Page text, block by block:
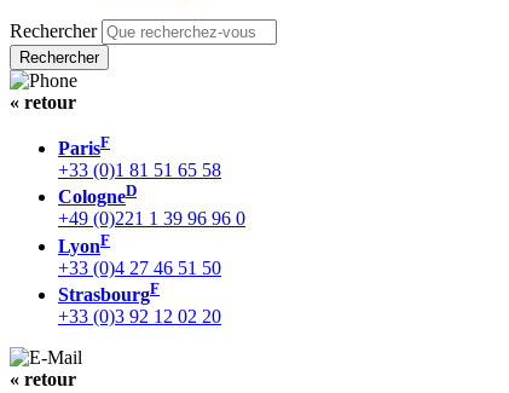
Rechercher
« retour
ParisF
+33 (0)1 81 51 65 58
CologneD
+49 (0)221 1 39 96 96 0
LyonF
+33 (0)4 27 46 51 50
StrasbourgF
+33 (0)3 92 12 02 20
« retour